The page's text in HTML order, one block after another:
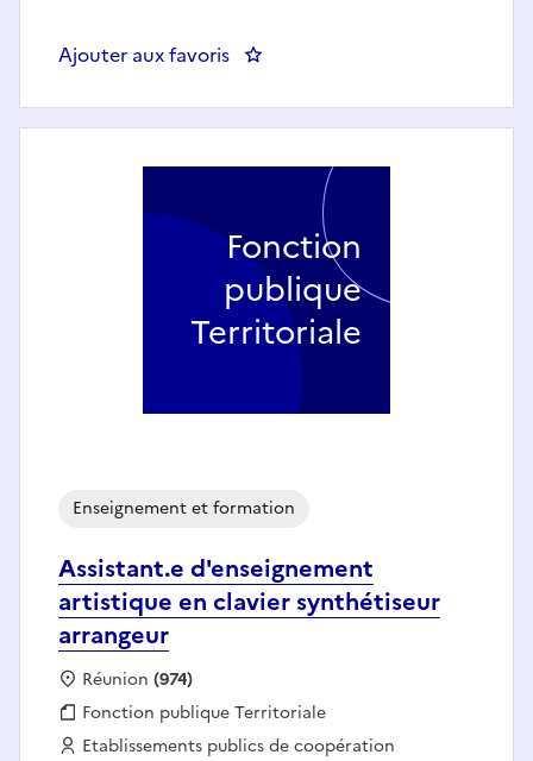
Ajouter aux favoris : Secrétaire du département de
Assistant.e d'enseignement
artistique en clavier synthétiseur
arrangeur
Enseignement et formation
Localisation :
Réunion (974)
Fonction publique :
Fonction publique Territoriale
Employeur :
Etablissements publics de coopération
Fonction
publique
Territoriale